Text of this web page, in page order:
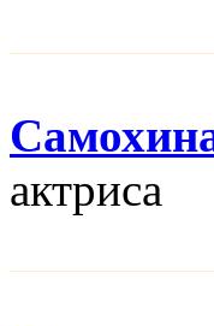
актриса